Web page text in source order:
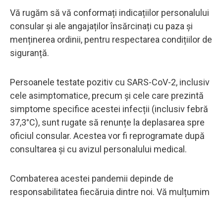
Vă rugăm să vă conformați indicațiilor personalului
consular și ale angajaților însărcinați cu paza și
menținerea ordinii, pentru respectarea condițiilor de
siguranță.
Persoanele testate pozitiv cu SARS-CoV-2, inclusiv
cele asimptomatice, precum și cele care prezintă
simptome specifice acestei infecții (inclusiv febră
37,3°C), sunt rugate să renunțe la deplasarea spre
oficiul consular. Acestea vor fi reprogramate după
consultarea și cu avizul personalului medical.
Combaterea acestei pandemii depinde de
responsabilitatea fiecăruia dintre noi. Vă mulțumim